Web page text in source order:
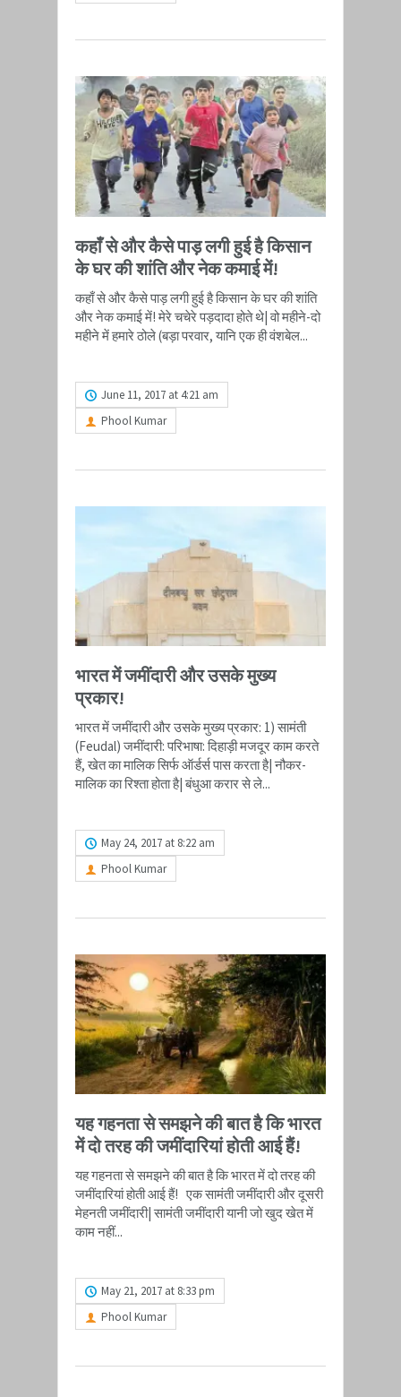
कहाँ से और कैसे पाड़ लगी हुई है किसान
के घर की शांति और नेक कमाई में!
कहाँ से और कैसे पाड़ लगी हुई है किसान के घर की शांति
और नेक कमाई में! मेरे चचेरे पड़दादा होते थे| वो महीने-दो
महीने में हमारे ठोले (बड़ा परवार, यानि एक ही वंशबेल...
June 11, 2017 at 4:21 am
Phool Kumar
भारत में जमींदारी और उसके मुख्य
प्रकार!
भारत में जमींदारी और उसके मुख्य प्रकार: 1) सामंती
(Feudal) जमींदारी: परिभाषा: दिहाड़ी मजदूर काम करते
हैं, खेत का मालिक सिर्फ ऑर्डर्स पास करता है| नौकर-
मालिक का रिश्ता होता है| बंधुआ करार से ले...
May 24, 2017 at 8:22 am
Phool Kumar
यह गहनता से समझने की बात है कि भारत
में दो तरह की जमींदारियां होती आई हैं!
यह गहनता से समझने की बात है कि भारत में दो तरह की
जमींदारियां होती आई हैं! एक सामंती जमींदारी और दूसरी
मेहनती जमींदारी| सामंती जमींदारी यानी जो खुद खेत में
काम नहीं...
May 21, 2017 at 8:33 pm
Phool Kumar